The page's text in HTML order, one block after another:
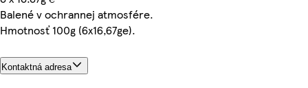
Balené v ochrannej atmosfére.
Hmotnosť 100g (6x16,67ge).
Kontaktná adresa